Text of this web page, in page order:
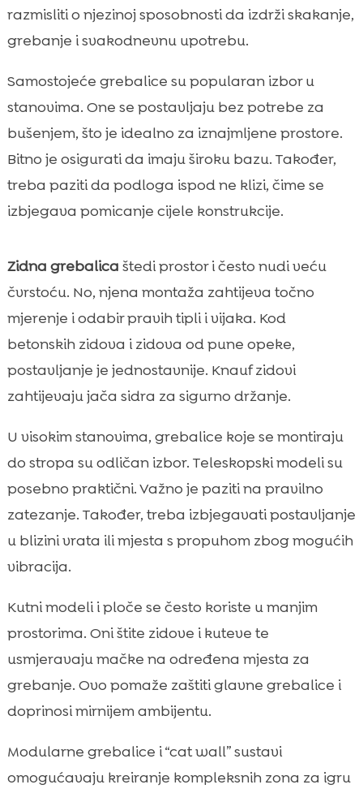
razmisliti o njezinoj sposobnosti da izdrži skakanje,
grebanje i svakodnevnu upotrebu.
Samostojeće grebalice su popularan izbor u
stanovima. One se postavljaju bez potrebe za
bušenjem, što je idealno za iznajmljene prostore.
Bitno je osigurati da imaju široku bazu. Također,
treba paziti da podloga ispod ne klizi, čime se
izbjegava pomicanje cijele konstrukcije.
Zidna grebalica štedi prostor i često nudi veću
čvrstoću. No, njena montaža zahtijeva točno
mjerenje i odabir pravih tipli i vijaka. Kod
betonskih zidova i zidova od pune opeke,
postavljanje je jednostavnije. Knauf zidovi
zahtijevaju jača sidra za sigurno držanje.
U visokim stanovima, grebalice koje se montiraju
do stropa su odličan izbor. Teleskopski modeli su
posebno praktični. Važno je paziti na pravilno
zatezanje. Također, treba izbjegavati postavljanje
u blizini vrata ili mjesta s propuhom zbog mogućih
vibracija.
Kutni modeli i ploče se često koriste u manjim
prostorima. Oni štite zidove i kuteve te
usmjeravaju mačke na određena mjesta za
grebanje. Ovo pomaže zaštiti glavne grebalice i
doprinosi mirnijem ambijentu.
Modularne grebalice i “cat wall” sustavi
omogućavaju kreiranje kompleksnih zona za igru